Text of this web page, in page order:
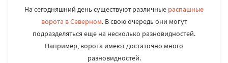
На сегодняшний день существуют различные распашные
ворота в Северном. В свою очередь они могут
подразделяться еще на несколько разновидностей.
Например, ворота имеют достаточно много
разновидностей.